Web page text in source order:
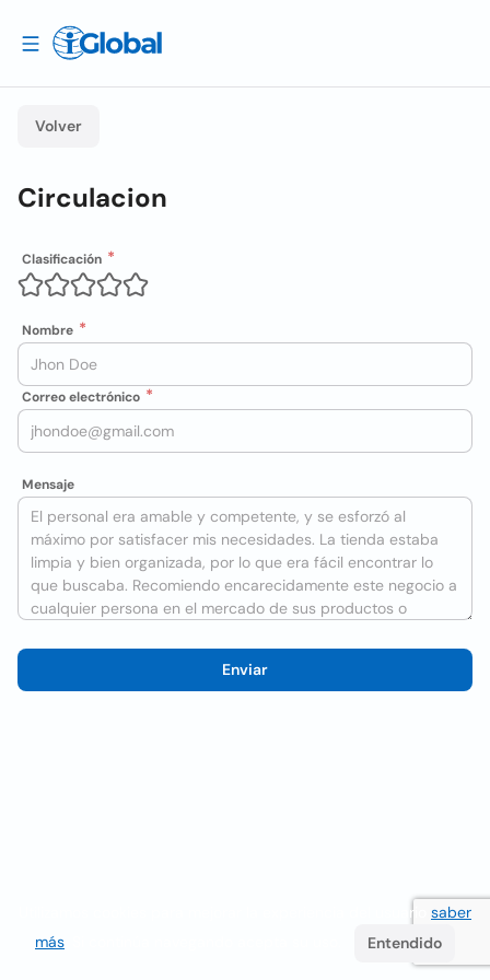
Volver
Circulacion
Clasificación
Nombre
Correo electrónico
Mensaje
Enviar
Utilizamos cookies para mejorar la experiencia del usuario saber
más
Entendido